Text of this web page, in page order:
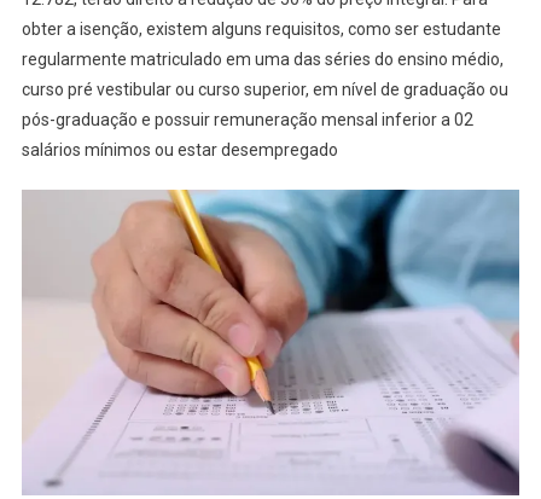
obter a isenção, existem alguns requisitos, como ser estudante
regularmente matriculado em uma das séries do ensino médio,
curso pré vestibular ou curso superior, em nível de graduação ou
pós-graduação e possuir remuneração mensal inferior a 02
salários mínimos ou estar desempregado